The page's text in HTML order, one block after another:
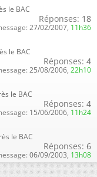
le BAC
Réponses: 18
27/02/2007, 11h36
le BAC
Réponses: 4
25/08/2006, 22h10
le BAC
Réponses: 4
15/06/2006, 11h24
le BAC
Réponses: 6
06/09/2003, 13h08